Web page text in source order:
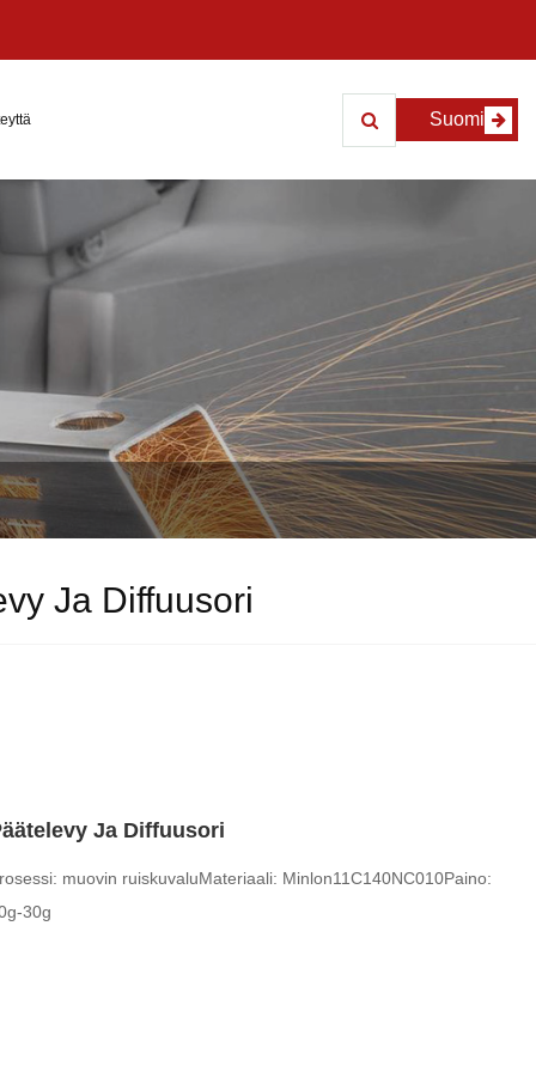
Suomi
Ja Diffuusori
Ja Diffuusori
muovin ruiskuvaluMateriaali: Minlon11C140NC010Paino:
30g